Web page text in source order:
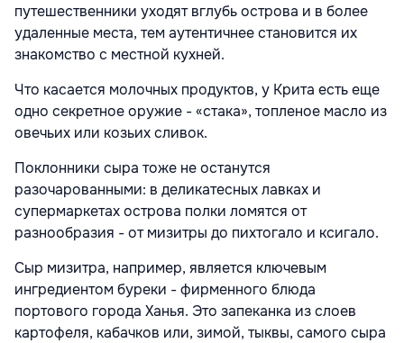
путешественники уходят вглубь острова и в более
удаленные места, тем аутентичнее становится их
знакомство с местной кухней.
Что касается молочных продуктов, у Крита есть еще
одно секретное оружие - «стака», топленое масло из
овечьих или козьих сливок.
Поклонники сыра тоже не останутся
разочарованными: в деликатесных лавках и
супермаркетах острова полки ломятся от
разнообразия - от мизитры до пихтогало и ксигало.
Сыр мизитра, например, является ключевым
ингредиентом буреки - фирменного блюда
портового города Ханья. Это запеканка из слоев
картофеля, кабачков или, зимой, тыквы, самого сыра